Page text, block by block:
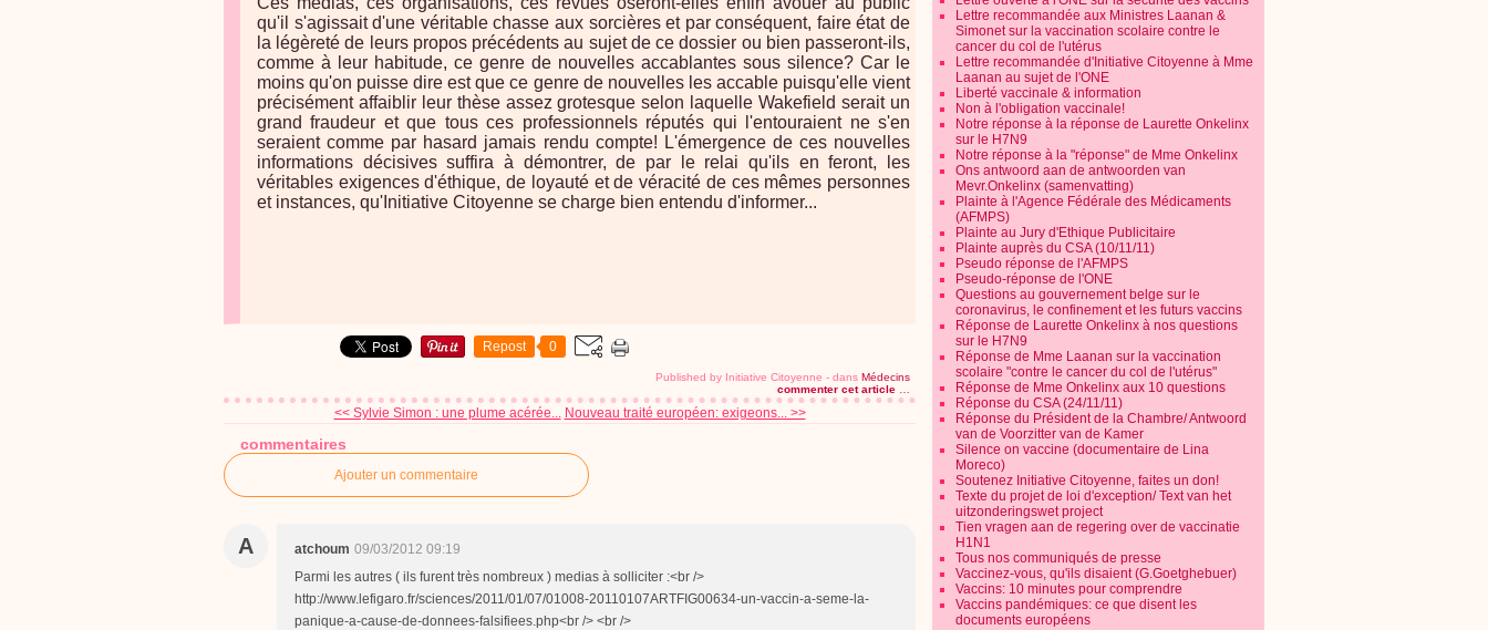
qu'il s'agissait d'une véritable chasse aux sorcières et par conséquent, faire état de
la légèreté de leurs propos précédents au sujet de ce dossier ou bien passeront-ils,
comme à leur habitude, ce genre de nouvelles accablantes sous silence? Car le
moins qu'on puisse dire est que ce genre de nouvelles les accable puisqu'elle vient
précisément affaiblir leur thèse assez grotesque selon laquelle Wakefield serait un
grand fraudeur et que tous ces professionnels réputés qui l'entouraient ne s'en
seraient comme par hasard jamais rendu compte! L'émergence de ces nouvelles
informations décisives suffira à démontrer, de par le relai qu'ils en feront, les
véritables exigences d'éthique, de loyauté et de véracité de ces mêmes personnes
et instances, qu'Initiative Citoyenne se charge bien entendu d'informer...
Repost 0
Published by Initiative Citoyenne - dans Médecins
commenter cet article
<< Sylvie Simon : une plume acérée... Nouveau traité européen: exigeons... >>
commentaires
Ajouter un commentaire
A atchoum 09/03/2012 09:19
Parmi les autres ( ils furent très nombreux ) medias à solliciter :<br />
http://www.lefigaro.fr/sciences/2011/01/07/01008-20110107ARTFIG00634-un-vaccin-a-seme-la-
panique-a-cause-de-donnees-falsifiees.php<br /> <br />
Lettre recommandée aux Ministres Laanan &
Simonet sur la vaccination scolaire contre le
cancer du col de l'utérus
Lettre recommandée d'Initiative Citoyenne à Mme
Laanan au sujet de l'ONE
Liberté vaccinale & information
Non à l'obligation vaccinale!
Notre réponse à la réponse de Laurette Onkelinx
sur le H7N9
Notre réponse à la "réponse" de Mme Onkelinx
Ons antwoord aan de antwoorden van
Mevr.Onkelinx (samenvatting)
Plainte à l'Agence Fédérale des Médicaments
(AFMPS)
Plainte au Jury d'Ethique Publicitaire
Plainte auprès du CSA (10/11/11)
Pseudo réponse de l'AFMPS
Pseudo-réponse de l'ONE
Questions au gouvernement belge sur le
coronavirus, le confinement et les futurs vaccins
Réponse de Laurette Onkelinx à nos questions
sur le H7N9
Réponse de Mme Laanan sur la vaccination
scolaire "contre le cancer du col de l'utérus"
Réponse de Mme Onkelinx aux 10 questions
Réponse du CSA (24/11/11)
Réponse du Président de la Chambre/ Antwoord
van de Voorzitter van de Kamer
Silence on vaccine (documentaire de Lina
Moreco)
Soutenez Initiative Citoyenne, faites un don!
Texte du projet de loi d'exception/ Text van het
uitzonderingswet project
Tien vragen aan de regering over de vaccinatie
H1N1
Tous nos communiqués de presse
Vaccinez-vous, qu'ils disaient (G.Goetghebuer)
Vaccins: 10 minutes pour comprendre
Vaccins pandémiques: ce que disent les
documents européens